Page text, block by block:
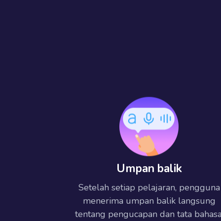
Umpan balik
Setelah setiap pelajaran, pengguna
menerima umpan balik langsung
tentang pengucapan dan tata